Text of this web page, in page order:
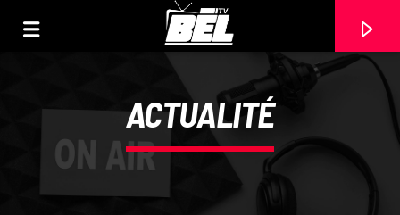
ACTUALITÉ